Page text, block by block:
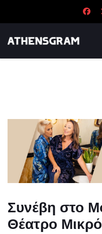
Συνέβη στο
Θέατρο